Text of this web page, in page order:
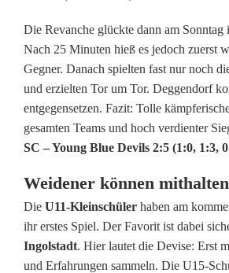
g
d
e
r
o
u
n
Die Revanche glückte dann am Sonntag
Nach 25 Minuten hieß es jedoch zuerst
Gegner. Danach spielten fast nur noch
und erzielten Tor um Tor. Deggendorf
entgegensetzen. Fazit: Tolle
gesamten Teams und hoch verdienter
SC – Young Blue Devils 2:5 (1:0, 1:3,
Weidener können mithalten
Die U11-Kleinschüler haben am
ihr erstes Spiel. Der Favorit ist dabei
Ingolstadt. Hier lautet die Devise: Erst
und Erfahrungen sammeln. Die U15-